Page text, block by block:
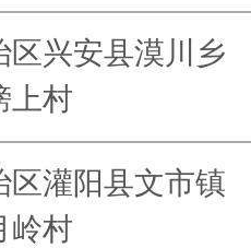
区兴安县漠川乡
上村
区灌阳县文市镇
岭村